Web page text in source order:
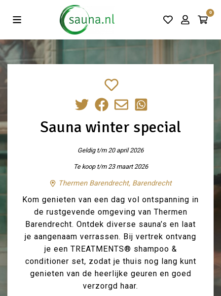
0
Vind de beste acties in één klik!
Sauna winter special
Geldig t/m 20 april 2026
Te koop t/m 23 maart 2026
Thermen Barendrecht, Barendrecht
Kom genieten van een dag vol ontspanning in
de rustgevende omgeving van Thermen
Barendrecht. Ontdek diverse sauna’s en laat
je aangenaam verrassen. Bij vertrek ontvang
je een TREATMENTS® shampoo &
conditioner set, zodat je thuis nog lang kunt
genieten van de heerlijke geuren en goed
verzorgd haar.